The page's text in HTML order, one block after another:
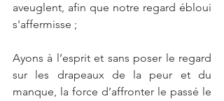
aveuglent, afin que notre regard ébloui
s'affermisse ;
Ayons à l’esprit et sans poser le regard
sur les drapeaux de la peur et du
manque, la force d’affronter le passé le